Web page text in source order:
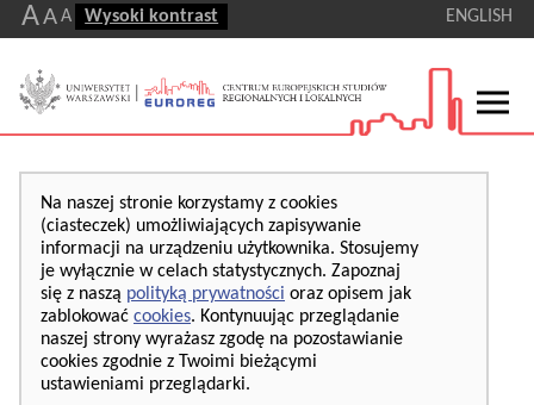
AA A Wysoki kontrast ENGLISH
Na naszej stronie korzystamy z cookies
(ciasteczek) umożliwiających zapisywanie
informacji na urządzeniu użytkownika. Stosujemy
je wyłącznie w celach statystycznych. Zapoznaj
się z naszą polityką prywatności oraz opisem jak
zablokować cookies. Kontynuując przeglądanie
naszej strony wyrażasz zgodę na pozostawianie
cookies zgodnie z Twoimi bieżącymi
ustawieniami przeglądarki.